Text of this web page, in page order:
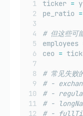
ticker =
pe_ratio =
# 但这些可
employees
ceo =
# 常见失败
# -
# -
# -
# -